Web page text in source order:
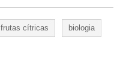
frutas cítricas biologia